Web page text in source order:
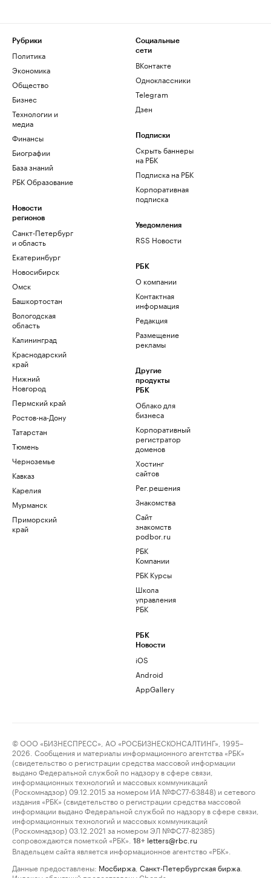
Рубрики
Политика
Экономика
Общество
Бизнес
Технологии и
медиа
Финансы
Биографии
База знаний
РБК Образование
Новости
регионов
Санкт-Петербург
и область
Екатеринбург
Новосибирск
Омск
Башкортостан
Вологодская
область
Калининград
Краснодарский
край
Нижний
Новгород
Пермский край
Ростов-на-Дону
Татарстан
Тюмень
Черноземье
Кавказ
Карелия
Мурманск
Приморский
край
Социальные
сети
ВКонтакте
Одноклассники
Telegram
Дзен
Подписки
Скрыть баннеры
на РБК
Подписка на РБК
Корпоративная
подписка
Уведомления
RSS Новости
РБК
О компании
Контактная
информация
Редакция
Размещение
рекламы
Другие
продукты
РБК
Облако для
бизнеса
Корпоративный
регистратор
доменов
Хостинг
сайтов
Рег.решения
Знакомства
Сайт
знакомств
podbor.ru
РБК
Компании
РБК Курсы
Школа
управления
РБК
РБК
Новости
iOS
Android
AppGallery
© ООО «БИЗНЕСПРЕСС», АО «РОСБИЗНЕСКОНСАЛТИНГ», 1995–
2026. Сообщения и материалы информационного агентства «РБК»
(свидетельство о регистрации средства массовой информации
выдано Федеральной службой по надзору в сфере связи,
информационных технологий и массовых коммуникаций
(Роскомнадзор) 09.12.2015 за номером ИА №ФС77-63848) и сетевого
издания «РБК» (свидетельство о регистрации средства массовой
информации выдано Федеральной службой по надзору в сфере связи,
информационных технологий и массовых коммуникаций
(Роскомнадзор) 03.12.2021 за номером ЭЛ №ФС77-82385)
сопровождаются пометкой «РБК».
18+ letters@rbc.ru
Владельцем сайта является информационное агентство «РБК».
Данные предоставлены: Мосбиржа Санкт-Петербургская биржа